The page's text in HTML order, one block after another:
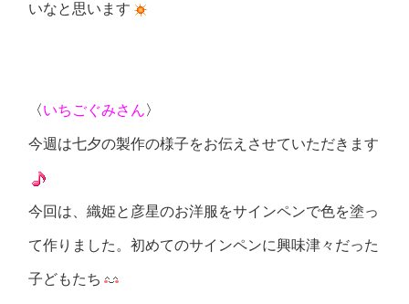
いなと思います
〈いちごぐみさん〉
今週は七夕の製作の様子をお伝えさせていただきます
今回は、織姫と彦星のお洋服をサインペンで色を塗っ
て作りました。初めてのサインペンに興味津々だった
子どもたち